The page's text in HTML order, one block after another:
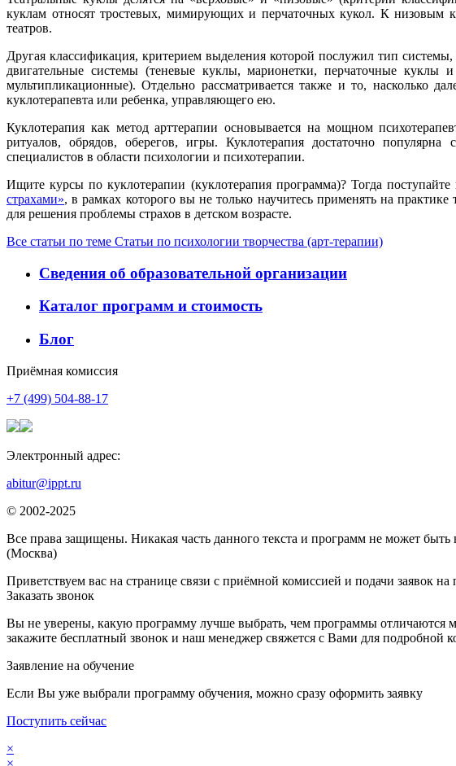
куклам относят тростевых, мимирующих и перчаточных кукол. К низовым
театров.
Другая классификация, критерием выделения которой послужил тип
двигательные системы (теневые куклы, марионетки, перчаточные
мультипликационные). Отдельно рассматривается также и то, насколько
куклотерапевта или ребенка, управляющего ею.
Куклотерапия как метод арттерапии основывается на мощном
ритуалов, обрядов, оберегов, игры. Куклотерапия достаточно
специалистов в области психологии и психотерапии.
Ищите курсы по куклотерапии (куклотерапия программа)? Тогда
страхами», в рамках которого вы не только научитесь применять на
для решения проблемы страхов в детском возрасте.
Все статьи по теме Статьи по психологии творчества (арт-терапии)
Сведения об образовательной организации
Каталог программ и стоимость
Блог
Приёмная комиссия
+7 (499) 504-88-17
Электронный адрес:
abitur@ippt.ru
© 2002-2025
Все права защищены. Никакая часть данного текста и программ не может
(Москва)
Приветствуем вас на странице связи с приёмной комиссией и подачи заявок на
Заказать звонок
Вы не уверены, какую программу лучше выбрать, чем программы отличаются
закажите бесплатный звонок и наш менеджер свяжется с Вами для подробной
Заявление на обучение
Если Вы уже выбрали программу обучения, можно сразу оформить заявку
Поступить сейчас
×
×